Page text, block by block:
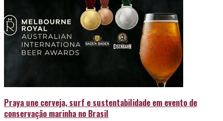
Praya une cerveja, surf e sustentabilidade em evento de
conservação marinha no Brasil